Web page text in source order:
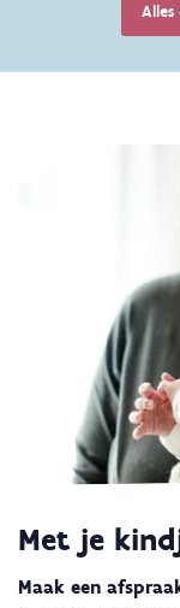
Met je
Maak een